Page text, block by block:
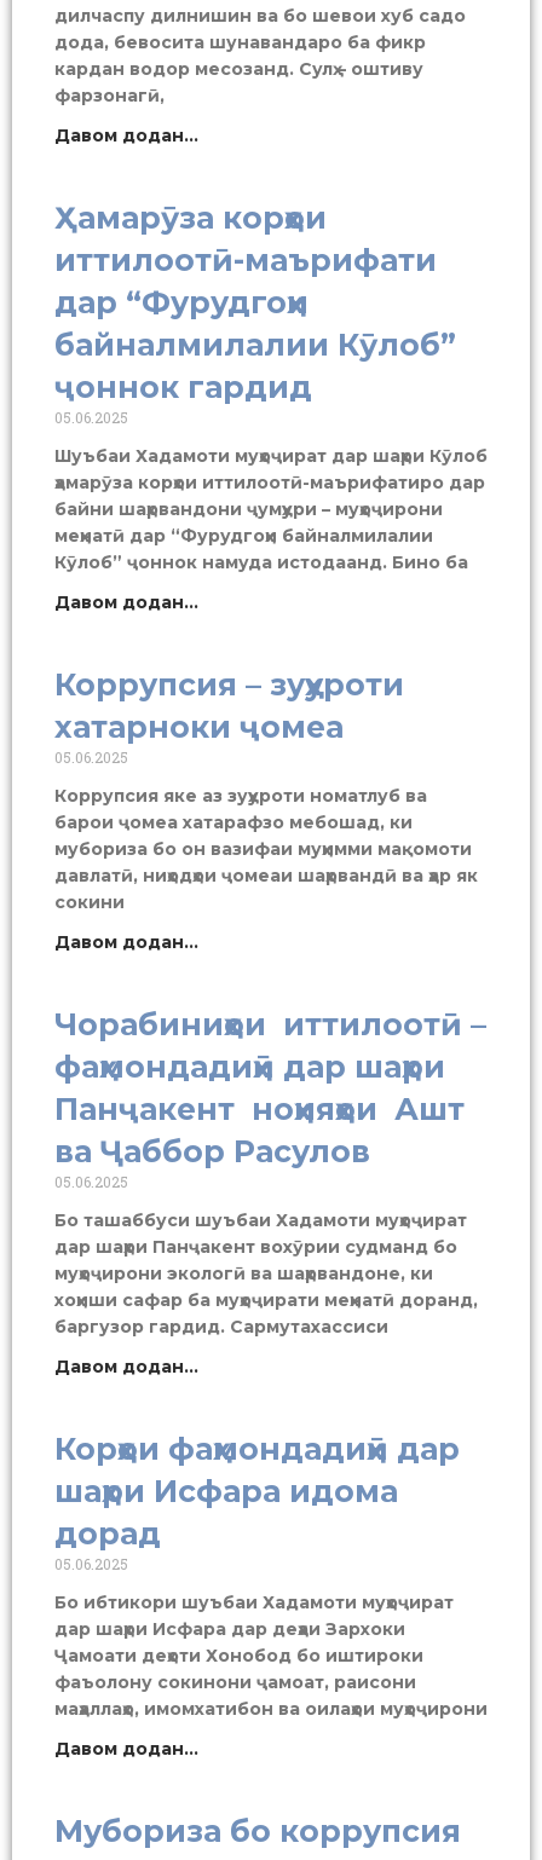
дилчаспу дилнишин ва бо шевои хуб садо
дода, бевосита шунавандаро ба фикр
кардан водор месозанд. Сулҳ – оштиву
фарзонагӣ,
Давом додан...
Ҳамарӯза корҳои
иттилоотӣ-маърифати
дар “Фурудгоҳи
байналмилалии Кӯлоб”
ҷоннок гардид
05.06.2025
Шуъбаи Хадамоти муҳоҷират дар шаҳри Кӯлоб
ҳамарӯза корҳои иттилоотӣ-маърифатиро дар
байни шаҳрвандони ҷумҳури – муҳоҷирони
меҳнатӣ дар “Фурудгоҳи байналмилалии
Кӯлоб” ҷоннок намуда истодаанд. Бино ба
Давом додан...
Коррупсия – зуҳуроти
хатарноки ҷомеа
05.06.2025
Коррупсия яке аз зуҳуроти номатлуб ва
барои ҷомеа хатарафзо мебошад, ки
мубориза бо он вазифаи муҳимми мақомоти
давлатӣ, ниҳодҳои ҷомеаи шаҳрвандӣ ва ҳар як
сокини
Давом додан...
Чорабиниҳои иттилоотӣ –
фаҳмондадиҳӣ дар шаҳри
Панҷакент ноҳияҳои Ашт
ва Ҷаббор Расулов
05.06.2025
Бо ташаббуси шуъбаи Хадамоти муҳоҷират
дар шаҳри Панҷакент вохӯрии судманд бо
муҳоҷирони экологӣ ва шаҳрвандоне, ки
хоҳиши сафар ба муҳоҷирати меҳнатӣ доранд,
баргузор гардид. Сармутахассиси
Давом додан...
Корҳои фаҳмондадиҳӣ дар
шаҳри Исфара идома
дорад
05.06.2025
Бо ибтикори шуъбаи Хадамоти муҳоҷират
дар шаҳри Исфара дар деҳаи Зархоки
Ҷамоати деҳоти Хонобод бо иштироки
фаъолону сокинони ҷамоат, раисони
маҳаллаҳо, имомхатибон ва оилаҳои муҳоҷирони
Давом додан...
Мубориза бо коррупсия